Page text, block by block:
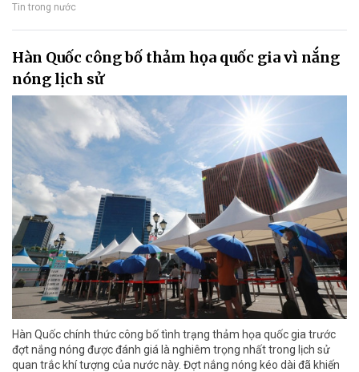
Tin trong nước
Hàn Quốc công bố thảm họa quốc gia vì nắng
nóng lịch sử
Hàn Quốc chính thức công bố tình trạng thảm họa quốc gia trước
đợt nắng nóng được đánh giá là nghiêm trọng nhất trong lịch sử
quan trắc khí tượng của nước này. Đợt nắng nóng kéo dài đã khiến